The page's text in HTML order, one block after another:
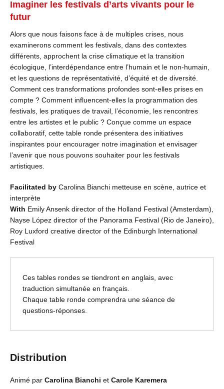
Imaginer les festivals d’arts vivants pour le
futur
Alors que nous faisons face à de multiples crises, nous
examinerons comment les festivals, dans des contextes
différents, approchent la crise climatique et la transition
écologique, l’interdépendance entre l’humain et le non-humain,
et les questions de représentativité, d’équité et de diversité.
Comment ces transformations profondes sont-elles prises en
compte ? Comment influencent-elles la programmation des
festivals, les pratiques de travail, l’économie, les rencontres
entre les artistes et le public ? Conçue comme un espace
collaboratif, cette table ronde présentera des initiatives
inspirantes pour encourager notre imagination et envisager
l’avenir que nous pouvons souhaiter pour les festivals
artistiques.
Facilitated by Carolina Bianchi metteuse en scène, autrice et
interprète
With Emily Ansenk director of the Holland Festival (Amsterdam),
Nayse López director of the Panorama Festival (Rio de Janeiro),
Roy Luxford creative director of the Edinburgh International
Festival
Ces tables rondes se tiendront en anglais, avec
traduction simultanée en français.
Chaque table ronde comprendra une séance de
questions-réponses.
Distribution
Animé par Carolina Bianchi et Carole Karemera